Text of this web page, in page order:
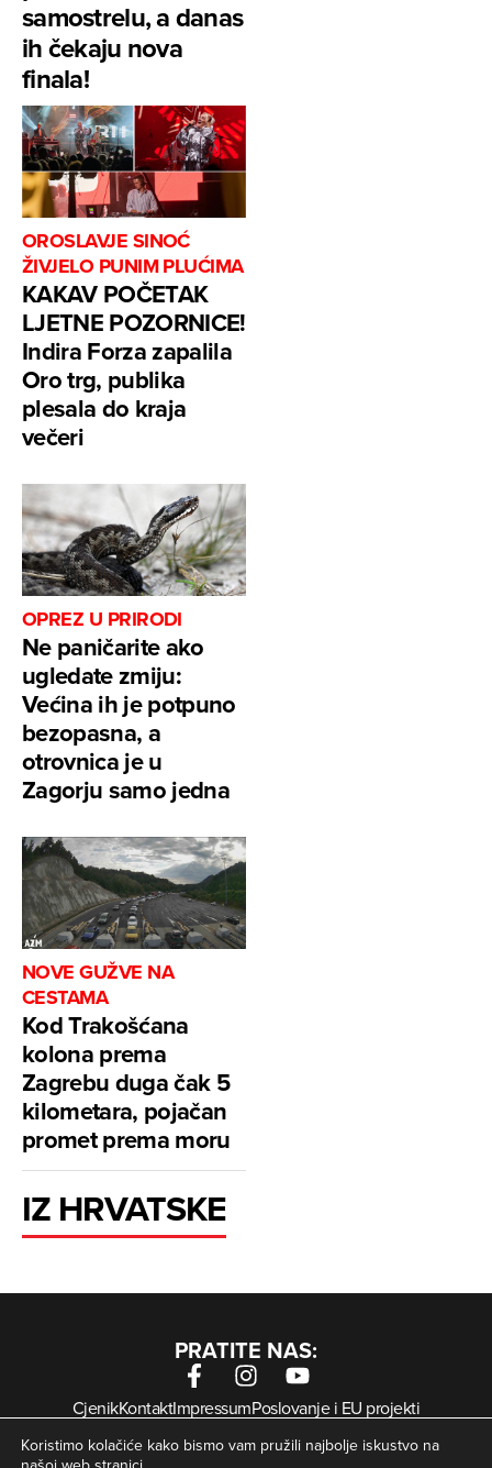
samostrelu, a danas
ih čekaju nova
finala!
OROSLAVJE SINOĆ
ŽIVJELO PUNIM PLUĆIMA
KAKAV POČETAK
LJETNE POZORNICE!
Indira Forza zapalila
Oro trg, publika
plesala do kraja
večeri
OPREZ U PRIRODI
Ne paničarite ako
ugledate zmiju:
Većina ih je potpuno
bezopasna, a
otrovnica je u
Zagorju samo jedna
NOVE GUŽVE NA
CESTAMA
Kod Trakošćana
kolona prema
Zagrebu duga čak 5
kilometara, pojačan
promet prema moru
IZ HRVATSKE
PRATITE NAS:
CjenikKontaktImpressumPoslovanje i EU projekti
Arhiva digitalnih novina
Uvjeti korištenjaZaštita privatnosti
Kolačići
Koristimo kolačiće kako bismo vam pružili najbolje iskustvo na